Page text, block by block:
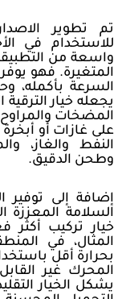
تم تطوير
للاستخدام في
واسعة من
المتغيرة. فهو
السرعة بأكمله،
يجعله خيار
المضخات
على غازات أو
النفط والغاز،
وطحن الدقيق.
إضافة إلى توفير
السلامة المعززة
خيار تركيب أكثر
بحرارة أقل
المحرك غير